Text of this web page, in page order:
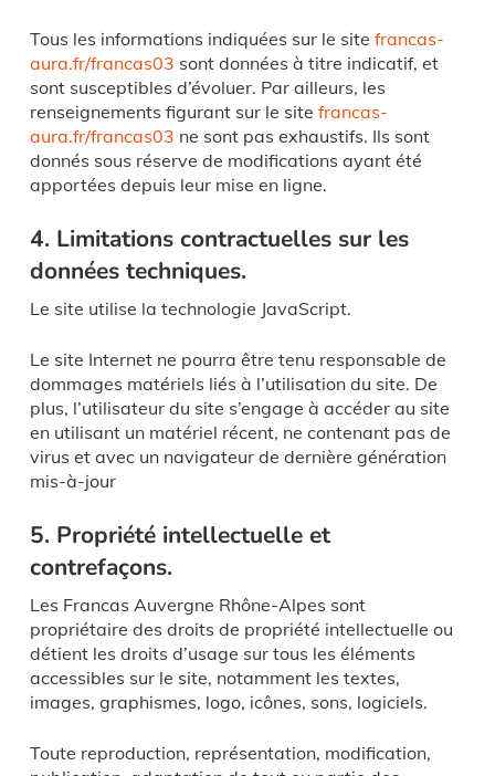
Tous les informations indiquées sur le site francas-
aura.fr/francas03 sont données à titre indicatif, et
sont susceptibles d’évoluer. Par ailleurs, les
renseignements figurant sur le site francas-
aura.fr/francas03 ne sont pas exhaustifs. Ils sont
donnés sous réserve de modifications ayant été
apportées depuis leur mise en ligne.
4. Limitations contractuelles sur les
données techniques.
Le site utilise la technologie JavaScript.
Le site Internet ne pourra être tenu responsable de
dommages matériels liés à l’utilisation du site. De
plus, l’utilisateur du site s’engage à accéder au site
en utilisant un matériel récent, ne contenant pas de
virus et avec un navigateur de dernière génération
mis-à-jour
5. Propriété intellectuelle et
contrefaçons.
Les Francas Auvergne Rhône-Alpes sont
propriétaire des droits de propriété intellectuelle ou
détient les droits d’usage sur tous les éléments
accessibles sur le site, notamment les textes,
images, graphismes, logo, icônes, sons, logiciels.
Toute reproduction, représentation, modification,